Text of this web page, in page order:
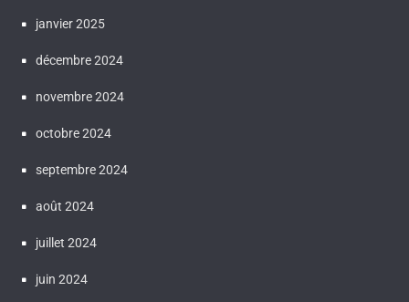
janvier 2025
décembre 2024
novembre 2024
octobre 2024
septembre 2024
août 2024
juillet 2024
juin 2024